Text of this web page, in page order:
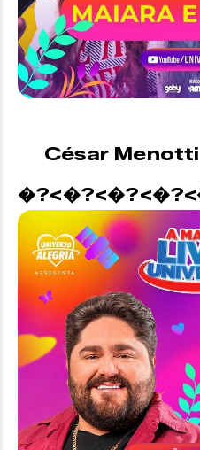
César